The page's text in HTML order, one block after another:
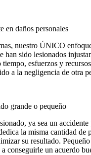
en daños personales
nuestro ÚNICO
han sido lesionados
esfuerzos y
a la negligencia de otra
grande o pequeño
ya sea un
la misma cantidad de
su resultado.
conseguirle un acuerdo